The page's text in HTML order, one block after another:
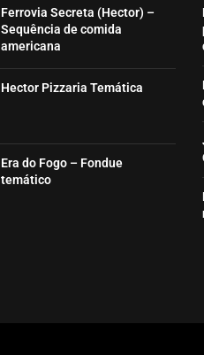
Ferrovia Secreta (Hector) –
Sequência de comida
americana
Hector Pizzaria Temática
Era do Fogo – Fondue
temático